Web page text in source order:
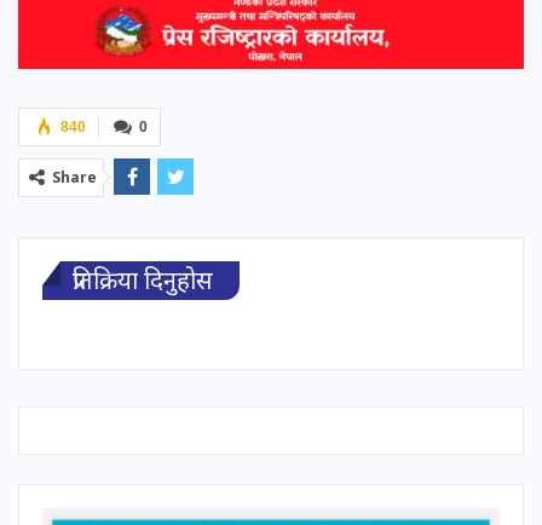
0
840
Share
प्रतिक्रिया दिनुहोस